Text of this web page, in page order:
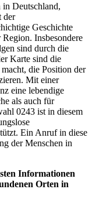
Deutschland,
der
Geschichte
Insbesondere
sind durch die
Karte sind die
die Position der
Mit einer
eine lebendige
als auch für
0243 ist in diesem
Ein Anruf in diese
der Menschen in
Informationen
Orten in